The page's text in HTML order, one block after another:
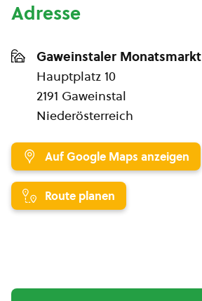
Adresse
Gaweinstaler Monatsmarkt
Hauptplatz 10
2191 Gaweinstal
Niederösterreich
Auf Google Maps anzeigen
Route planen